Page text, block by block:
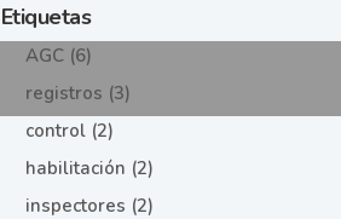
Etiquetas
AGC (6)
registros (3)
control (2)
habilitación (2)
inspectores (2)